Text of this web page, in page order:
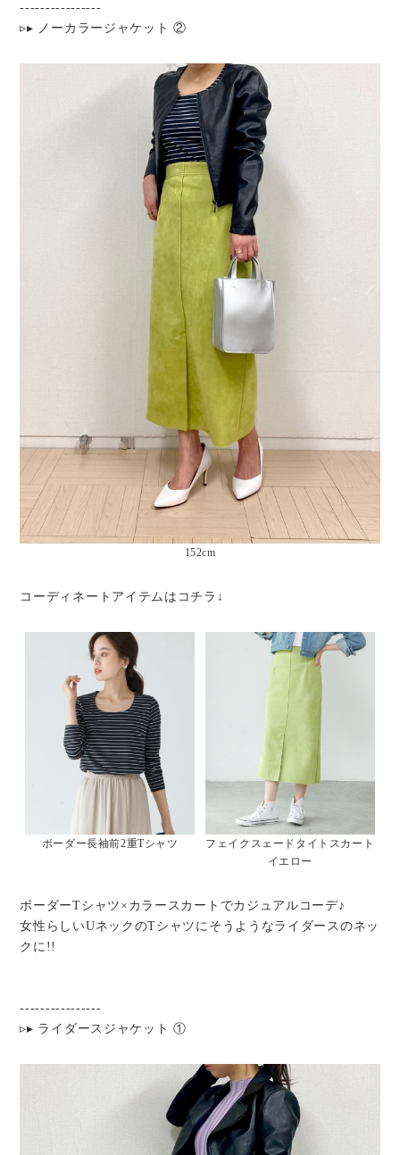
----------------
▹▸ ノーカラージャケット ②
152cm
コーディネートアイテムはコチラ↓
ボーダー長袖前2重Tシャツ
フェイクスェードタイトスカート
イエロー
ボーダーTシャツ×カラースカートでカジュアルコーデ♪
女性らしいUネックのTシャツにそうようなライダースのネッ
クに!!
----------------
▹▸ ライダースジャケット ①